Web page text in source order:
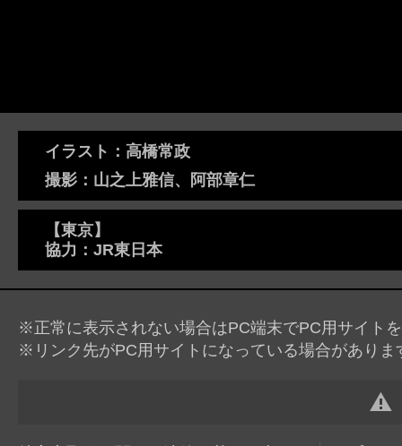
イラスト：高橋常政
撮影：山之上雅信、阿部章仁
【東京】
協力：JR東日本
※正常に表示されない場合はPC端末でPC用サイト
※リンク先がPC用サイトになっている場合がありま